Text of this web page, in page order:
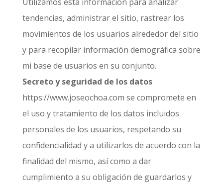
tendencias, administrar el sitio, rastrear los
movimientos de los usuarios alrededor del sitio
y para recopilar información demográfica sobre
mi base de usuarios en su conjunto.
Secreto y seguridad de los datos
https://www.joseochoa.com se compromete en
el uso y tratamiento de los datos incluidos
personales de los usuarios, respetando su
confidencialidad y a utilizarlos de acuerdo con la
finalidad del mismo, así como a dar
cumplimiento a su obligación de guardarlos y